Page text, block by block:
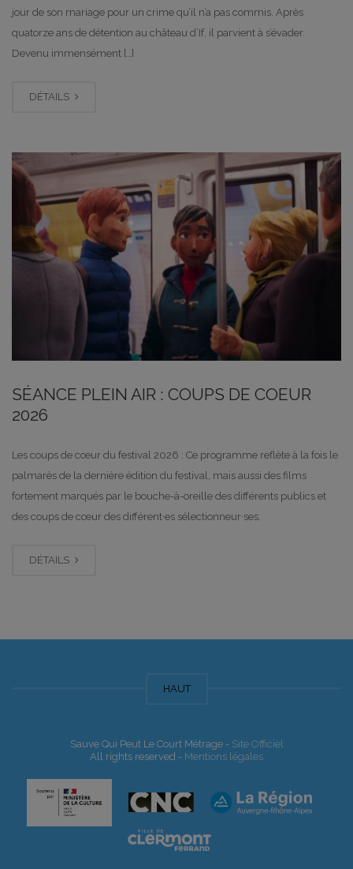
jour de son mariage pour un crime qu’il n’a pas commis. Après
quatorze ans de détention au château d’If, il parvient à s’évader.
Devenu immensément […]
DÉTAILS
SÉANCE PLEIN AIR : COUPS DE COEUR
2026
Les coups de cœur du festival 2026 : Ce programme reflète à la fois le
palmarès de la dernière édition du festival, mais aussi des films
fortement marqués par le bouche-à-oreille des différents publics et
des coups de cœur des différent·es sélectionneur·ses.
DÉTAILS
HAUT
Sauve Qui Peut Le Court Métrage - Site Officiel
All rights reserved - Mentions légales